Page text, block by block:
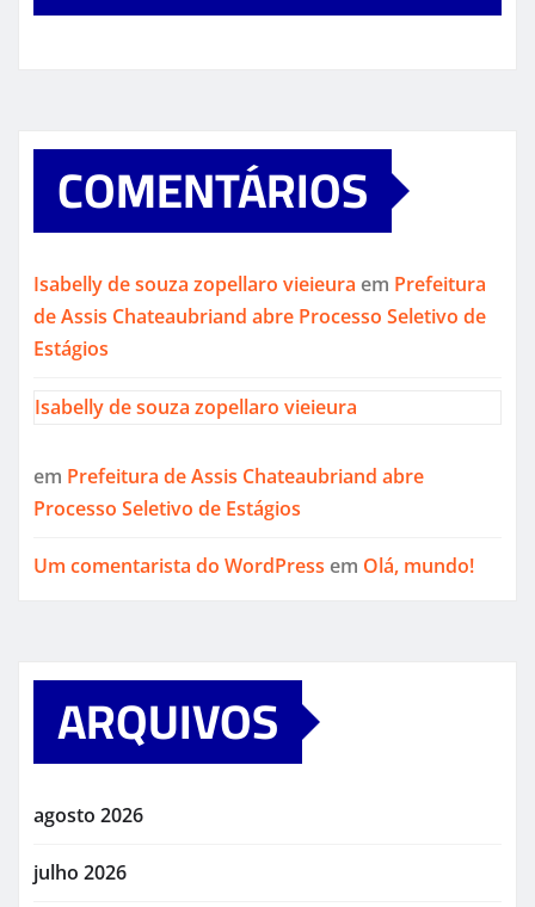
COMENTÁRIOS
Isabelly de souza zopellaro vieieura em Prefeitura
de Assis Chateaubriand abre Processo Seletivo de
Estágios
Isabelly de souza zopellaro vieieura
em Prefeitura de Assis Chateaubriand abre
Processo Seletivo de Estágios
Um comentarista do WordPress em Olá, mundo!
ARQUIVOS
agosto 2026
julho 2026